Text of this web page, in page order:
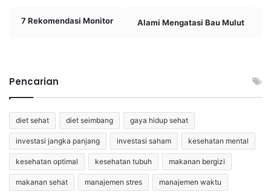
7 Rekomendasi Monitor Alami Mengatasi Bau Mulut
Pencarian
diet sehat diet seimbang gaya hidup sehat
investasi jangka panjang investasi saham kesehatan mental
kesehatan optimal kesehatan tubuh makanan bergizi
makanan sehat manajemen stres manajemen waktu